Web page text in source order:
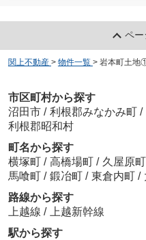
ペ
関上不動産 > 物件一覧 > 岩本町土地
市区町村から探す
沼田市 / 利根郡みなかみ町 /
利根郡昭和村
町名から探す
横塚町 / 高橋場町 / 久屋原町
馬喰町 / 鍛冶町 / 東倉内町 /
路線から探す
上越線 /
上越新幹線
駅から探す